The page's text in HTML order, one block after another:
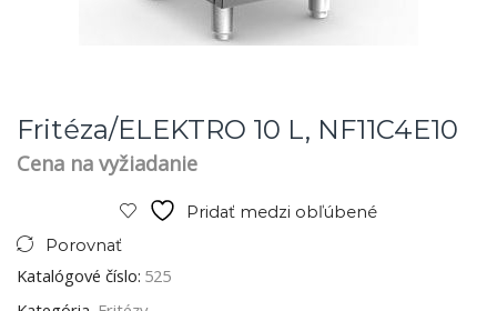
Fritéza/ELEKTRO 10 L, NF11C4E10
Cena na vyžiadanie
Pridať medzi obľúbené
Porovnať
Katalógové číslo: 525